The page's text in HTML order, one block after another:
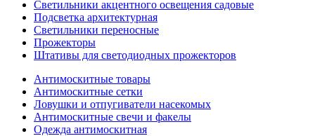
Светильники акцентного освещения садовые
Подсветка архитектурная
Светильники переносные
Прожекторы
Штативы для светодиодных прожекторов
Антимоскитные товары
Антимоскитные сетки
Ловушки и отпугиватели насекомых
Антимоскитные свечи и факелы
Одежда антимоскитная